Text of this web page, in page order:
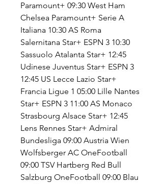
Paramount+ 09:30 West Ham
Chelsea Paramount+ Serie A
Italiana 10:30 AS Roma
Salernitana Star+ ESPN 3 10:30
Sassuolo Atalanta Star+ 12:45
Udinese Juventus Star+ ESPN 3
12:45 US Lecce Lazio Star+
Francia Ligue 1 05:00 Lille Nantes
Star+ ESPN 3 11:00 AS Monaco
Strasbourg Alsace Star+ 12:45
Lens Rennes Star+ Admiral
Bundesliga 09:00 Austria Wien
Wolfsberger AC OneFootball
09:00 TSV Hartberg Red Bull
Salzburg OneFootball 09:00 Blau